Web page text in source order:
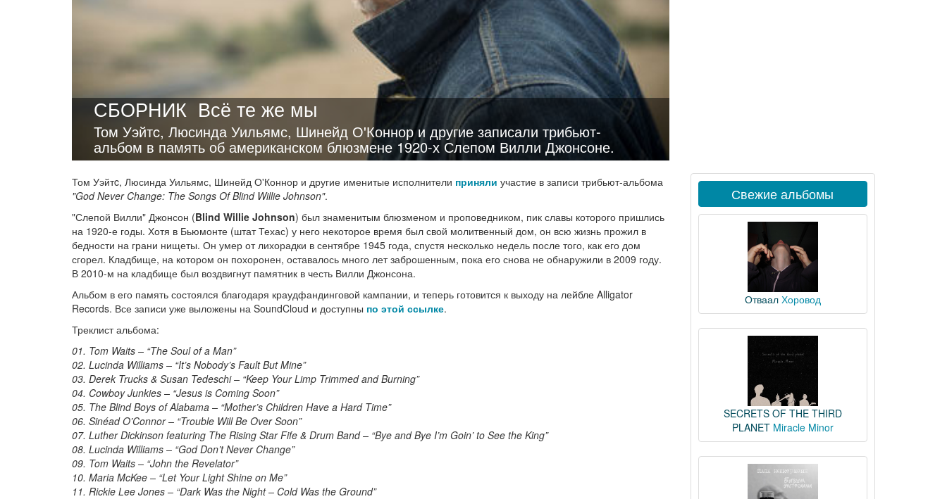
СБОРНИК Всё те же мы
Том Уэйтc, Люсинда Уильямс, Шинейд О'Коннор и другие записали трибьют-
альбом в память об американском блюзмене 1920-х Слепом Вилли Джонсоне.
Том Уэйтc, Люсинда Уильямс, Шинейд О'Коннор и другие именитые исполнители приняли участие в записи трибьют-альбома
"God Never Change: The Songs Of Blind Willie Johnson".
"Слепой Вилли" Джонсон (Blind Willie Johnson) был знаменитым блюзменом и проповедником, пик славы которого пришлись
на 1920-е годы. Хотя в Бьюмонте (штат Техас) у него некоторое время был свой молитвенный дом, он всю жизнь прожил в
бедности на грани нищеты. Он умер от лихорадки в сентябре 1945 года, спустя несколько недель после того, как его дом
сгорел. Кладбище, на котором он похоронен, оставалось много лет заброшенным, пока его снова не обнаружили в 2009 году.
В 2010-м на кладбище был воздвигнут памятник в честь Вилли Джонсона.
Альбом в его память состоялся благодаря краудфандинговой кампании, и теперь готовится к выходу на лейбле Alligator
Records. Все записи уже выложены на SoundCloud и доступны по этой ссылке.
Треклист альбома:
01. Tom Waits – “The Soul of a Man”
02. Lucinda Williams – “It’s Nobody’s Fault But Mine”
03. Derek Trucks & Susan Tedeschi – “Keep Your Limp Trimmed and Burning”
04. Cowboy Junkies – “Jesus is Coming Soon”
05. The Blind Boys of Alabama – “Mother’s Children Have a Hard Time”
06. Sinéad O’Connor – “Trouble Will Be Over Soon”
07. Luther Dickinson featuring The Rising Star Fife & Drum Band – “Bye and Bye I’m Goin’ to See the King”
08. Lucinda Williams – “God Don’t Never Change”
09. Tom Waits – “John the Revelator”
10. Maria McKee – “Let Your Light Shine on Me”
11. Rickie Lee Jones – “Dark Was the Night – Cold Was the Ground”
Свежие альбомы
Отваал Хоровод
SECRETS OF THE THIRD
PLANET Miracle Minor